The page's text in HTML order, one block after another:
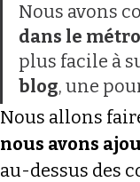
Nous avons
dans le métro
plus facile à
blog, une
Nous allons
nous avons
au-dessus des